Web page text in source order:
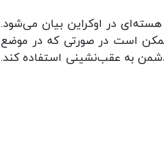
در اوکراین بیان می‌شود.
ممکن است در صورتی که در موضع
به عقب‌نشینی استفاده کند.